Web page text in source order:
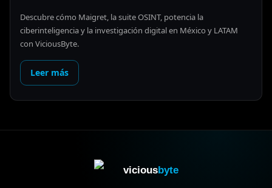
Descubre cómo Maigret, la suite OSINT, potencia la
ciberinteligencia y la investigación digital en México y LATAM
con ViciousByte.
Leer más
viciousbyte